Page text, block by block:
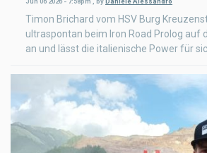
Timon Brichard vom HSV Burg
ultraspontan beim Iron Road Prolog auf
an und lässt die italienische Power für